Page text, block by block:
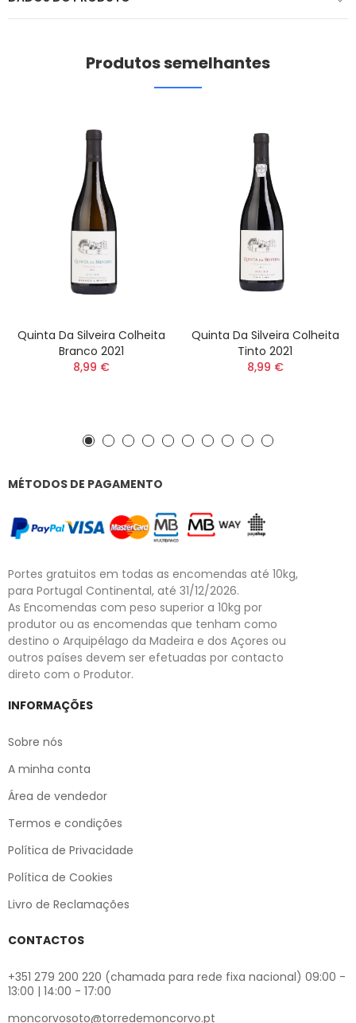
Produtos semelhantes
Quinta Da Silveira Colheita
Branco 2021
8,99 €
Quinta Da Silveira Colheita
Tinto 2021
8,99 €
MÉTODOS DE PAGAMENTO
Portes gratuitos em todas as encomendas até 10kg,
para Portugal Continental, até 31/12/2026.
As Encomendas com peso superior a 10kg por
produtor ou as encomendas que tenham como
destino o Arquipélago da Madeira e dos Açores ou
outros países devem ser efetuadas por contacto
direto com o Produtor.
INFORMAÇÕES
Sobre nós
A minha conta
Área de vendedor
Termos e condições
Política de Privacidade
Política de Cookies
Livro de Reclamações
CONTACTOS
+351 279 200 220 (chamada para rede fixa nacional) 09:00 -
13:00 | 14:00 - 17:00
moncorvosoto@torredemoncorvo.pt